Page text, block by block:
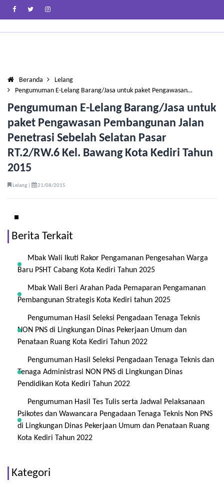
Beranda
Lelang
Pengumuman E-Lelang Barang/Jasa untuk paket Pengawasan…
Pengumuman E-Lelang Barang/Jasa untuk
paket Pengawasan Pembangunan Jalan
Penetrasi Sebelah Selatan Pasar
RT.2/RW.6 Kel. Bawang Kota Kediri Tahun
2015
Lelang | 21/08/2015
Berita Terkait
Mbak Wali Ikuti Rakor Pengamanan Pengesahan Warga
Baru PSHT Cabang Kota Kediri Tahun 2025
Mbak Wali Beri Arahan Pada Pemaparan Pengamanan
Pembangunan Strategis Kota Kediri tahun 2025
Pengumuman Hasil Seleksi Pengadaan Tenaga Teknis
NON PNS di Lingkungan Dinas Pekerjaan Umum dan
Penataan Ruang Kota Kediri Tahun 2022
Pengumuman Hasil Seleksi Pengadaan Tenaga Teknis dan
Tenaga Administrasi NON PNS di Lingkungan Dinas
Pendidikan Kota Kediri Tahun 2022
Pengumuman Hasil Tes Tulis serta Jadwal Pelaksanaan
Psikotes dan Wawancara Pengadaan Tenaga Teknis Non PNS
di Lingkungan Dinas Pekerjaan Umum dan Penataan Ruang
Kota Kediri Tahun 2022
Kategori